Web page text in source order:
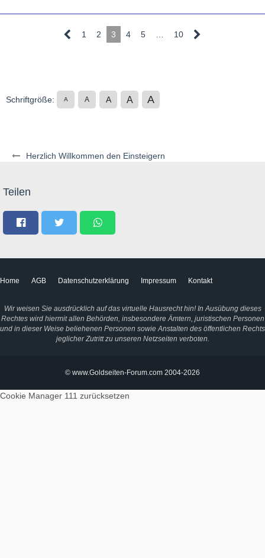
Herzlich Willkommen den Einsteigern
1 2 3 4 5 10
Schriftgröße: A A A A A
Teilen
Home AGB Datenschutzerklärung Impressum Kontakt
Wir weisen Sie ausdrücklich auf das virtuelle Hausrecht hin! In Ausübung dieses
Rechtes wird hiermit allen Behörden, insbesondere Ämtern, juristischen Personen
und in dieser Weise beliehenen Personen sowie Anstalten des öffentlichen Rechts
jeglicher Zutritt zu unseren Netzseiten verboten.
© www.Goldseiten-Forum.com 2004-2026
Cookie Manager 111 zurücksetzen